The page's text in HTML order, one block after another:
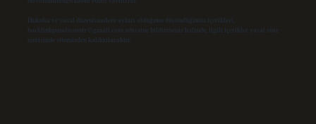
Hukuka ve yasal düzenlemelere aykırı olduğunu düşündüğünüz içerikleri,
backlinkpanelicomtr@gmail.com adresine bildirmeniz halinde, ilgili içerikler yasal süre
içerisinde sitemizden kaldırılacaktır.